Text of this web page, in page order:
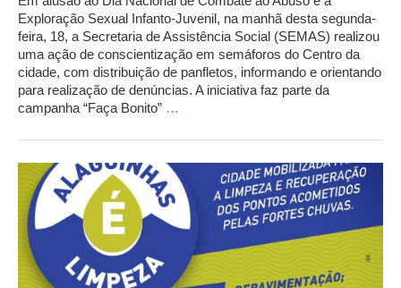
Exploração Sexual Infanto-Juvenil, na manhã desta segunda-
feira, 18, a Secretaria de Assistência Social (SEMAS) realizou
uma ação de conscientização em semáforos do Centro da
cidade, com distribuição de panfletos, informando e orientando
para realização de denúncias. A iniciativa faz parte da
campanha “Faça Bonito” …